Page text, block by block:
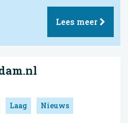
Lees meer
Laag Nieuws